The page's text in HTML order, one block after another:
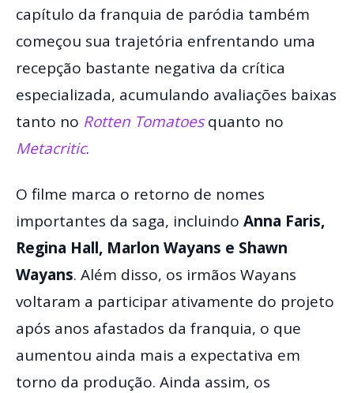
capítulo da franquia de paródia também
começou sua trajetória enfrentando uma
recepção bastante negativa da crítica
especializada, acumulando avaliações baixas
tanto no Rotten Tomatoesquanto no
Metacritic.
O filme marca o retorno de nomes
importantes da saga, incluindo Anna Faris,
Regina Hall, Marlon Wayans e Shawn
Wayans. Além disso, os irmãos Wayans
voltaram a participar ativamente do projeto
após anos afastados da franquia, o que
aumentou ainda mais a expectativa em
torno da produção. Ainda assim, os